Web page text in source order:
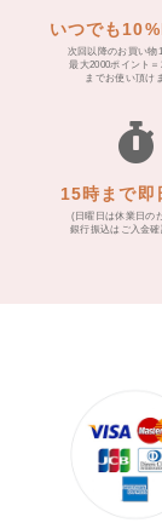
いつでも
次回以降のお買い物
最大2000ポイント＝
までお使い頂け
15時まで即
(日曜日は休業日の
銀行振込はご入金確